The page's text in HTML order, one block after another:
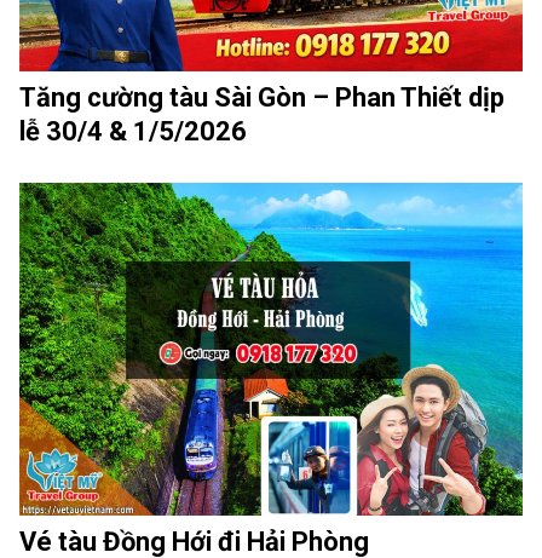
Tăng cường tàu Sài Gòn – Phan Thiết dịp
lễ 30/4 & 1/5/2026
Vé tàu Đồng Hới đi Hải Phòng